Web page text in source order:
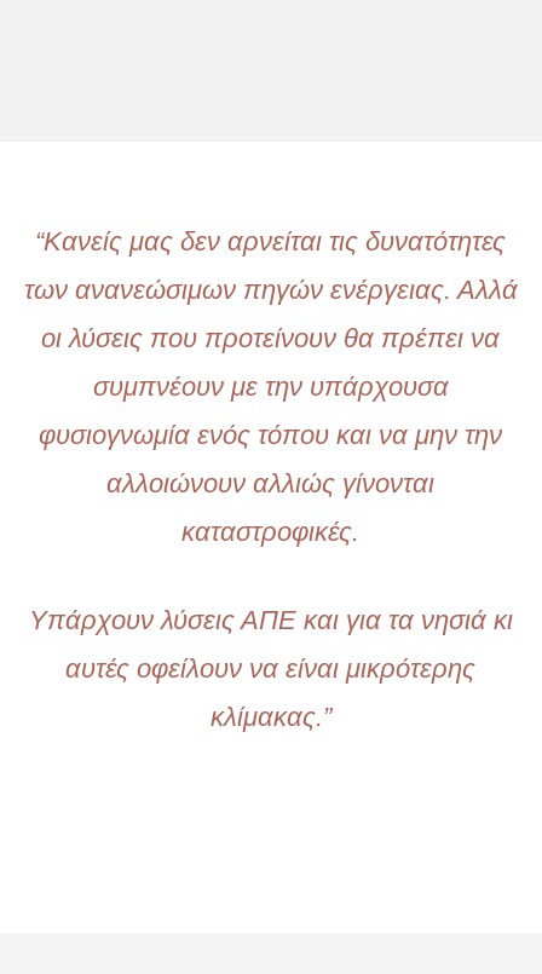
“Κανείς μας δεν αρνείται τις δυνατότητες
των ανανεώσιμων πηγών ενέργειας. Αλλά
οι λύσεις που προτείνουν θα πρέπει να
συμπνέουν με την υπάρχουσα
φυσιογνωμία ενός τόπου και να μην την
αλλοιώνουν αλλιώς γίνονται
καταστροφικές.
Υπάρχουν λύσεις ΑΠΕ και για τα νησιά κι
αυτές οφείλουν να είναι μικρότερης
κλίμακας.”